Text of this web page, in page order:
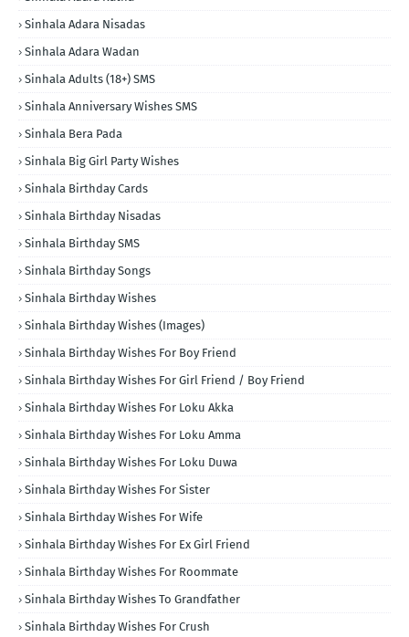
Sinhala Adara Nisadas
Sinhala Adara Wadan
Sinhala Adults (18+) SMS
Sinhala Anniversary Wishes SMS
Sinhala Bera Pada
Sinhala Big Girl Party Wishes
Sinhala Birthday Cards
Sinhala Birthday Nisadas
Sinhala Birthday SMS
Sinhala Birthday Songs
Sinhala Birthday Wishes
Sinhala Birthday Wishes (Images)
Sinhala Birthday Wishes For Boy Friend
Sinhala Birthday Wishes For Girl Friend / Boy Friend
Sinhala Birthday Wishes For Loku Akka
Sinhala Birthday Wishes For Loku Amma
Sinhala Birthday Wishes For Loku Duwa
Sinhala Birthday Wishes For Sister
Sinhala Birthday Wishes For Wife
Sinhala Birthday Wishes For Ex Girl Friend
Sinhala Birthday Wishes For Roommate
Sinhala Birthday Wishes To Grandfather
Sinhala Birthday Wishes For Crush